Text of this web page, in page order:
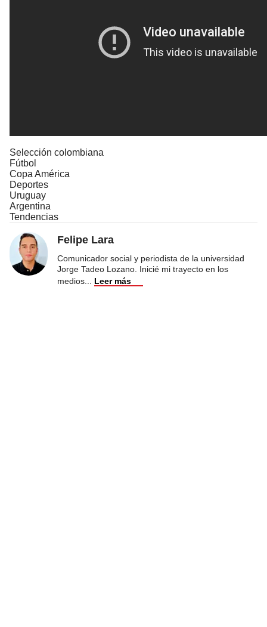
Selección colombiana
Fútbol
Copa América
Deportes
Uruguay
Argentina
Tendencias
Felipe Lara
Comunicador social y periodista de la universidad
Jorge Tadeo Lozano. Inicié mi trayecto en los
medios
Leer más